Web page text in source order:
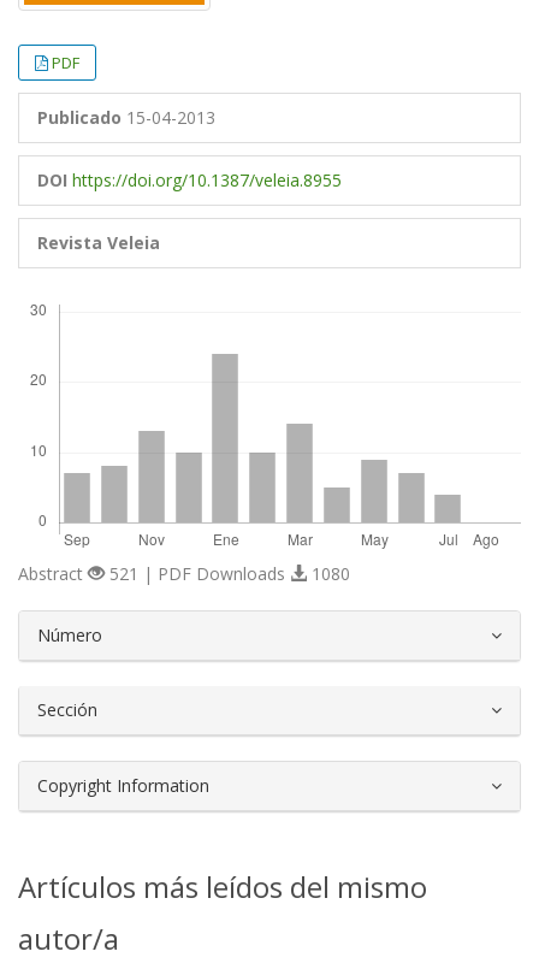
PDF
Publicado 15-04-2013
DOI https://doi.org/10.1387/veleia.8955
Revista Veleia
Abstract 521 | PDF Downloads 1080
Número
Sección
Copyright Information
Artículos más leídos del mismo
autor/a